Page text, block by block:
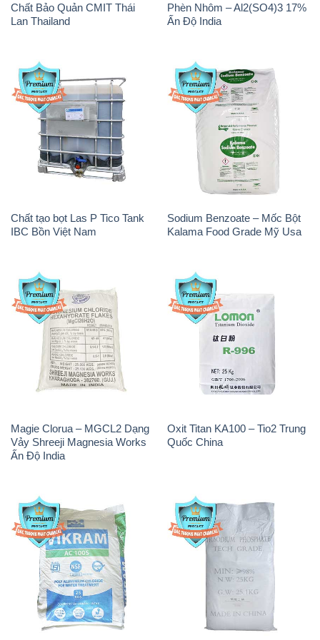
Chất Bảo Quản CMIT Thái
Lan Thailand
Phèn Nhôm – Al2(SO4)3 17%
Ấn Độ India
Chất tạo bọt Las P Tico Tank
IBC Bồn Việt Nam
Sodium Benzoate – Mốc Bột
Kalama Food Grade Mỹ Usa
Magie Clorua – MGCL2 Dạng
Vảy Shreeji Magnesia Works
Ấn Độ India
Oxit Titan KA100 – Tio2 Trung
Quốc China